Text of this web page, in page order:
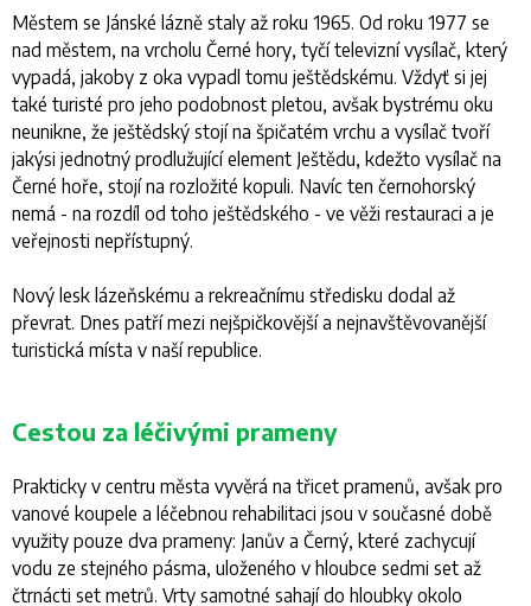
Městem se Jánské lázně staly až roku 1965. Od roku 1977 se
nad městem, na vrcholu Černé hory, tyčí televizní vysílač, který
vypadá, jakoby z oka vypadl tomu ještědskému. Vždyť si jej
také turisté pro jeho podobnost pletou, avšak bystrému oku
neunikne, že ještědský stojí na špičatém vrchu a vysílač tvoří
jakýsi jednotný prodlužující element Ještědu, kdežto vysílač na
Černé hoře, stojí na rozložité kopuli. Navíc ten černohorský
nemá - na rozdíl od toho ještědského - ve věži restauraci a je
veřejnosti nepřístupný.
Nový lesk lázeňskému a rekreačnímu středisku dodal až
převrat. Dnes patří mezi nejšpičkovější a nejnavštěvovanější
turistická místa v naší republice.
Cestou za léčivými prameny
Prakticky v centru města vyvěrá na třicet pramenů, avšak pro
vanové koupele a léčebnou rehabilitaci jsou v současné době
využity pouze dva prameny: Janův a Černý, které zachycují
vodu ze stejného pásma, uloženého v hloubce sedmi set až
čtrnácti set metrů. Vrty samotné sahají do hloubky okolo